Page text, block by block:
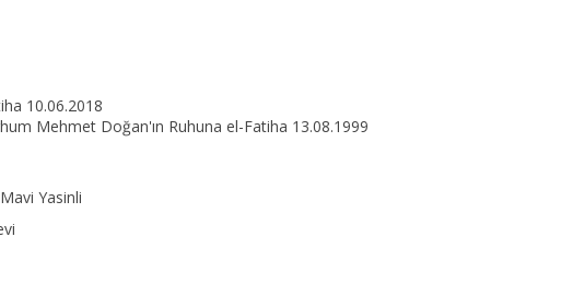
10.06.2018
Mehmet Doğan'ın Ruhuna el-Fatiha 13.08.1999
Yasinli